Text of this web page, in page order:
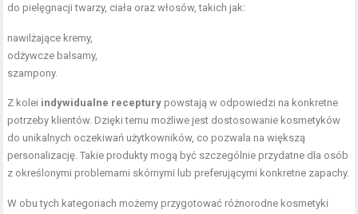
do pielęgnacji twarzy, ciała oraz włosów, takich jak:
nawilżające kremy,
odżywcze balsamy,
szampony.
Z kolei indywidualne receptury powstają w odpowiedzi na konkretne
potrzeby klientów. Dzięki temu możliwe jest dostosowanie kosmetyków
do unikalnych oczekiwań użytkowników, co pozwala na większą
personalizację. Takie produkty mogą być szczególnie przydatne dla osób
z określonymi problemami skórnymi lub preferującymi konkretne zapachy.
W obu tych kategoriach możemy przygotować różnorodne kosmetyki